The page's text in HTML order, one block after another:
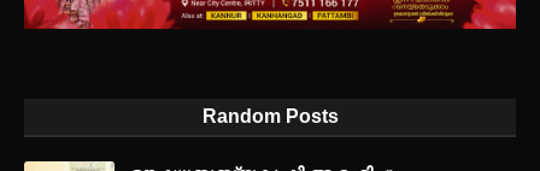
Random Posts